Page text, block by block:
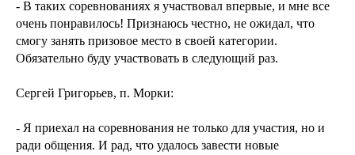
- В таких соревнованиях я участвовал впервые, и мне все
очень понравилось! Признаюсь честно, не ожидал, что
смогу занять призовое место в своей категории.
Обязательно буду участвовать в следующий раз.
Сергей Григорьев, п. Морки:
- Я приехал на соревнования не только для участия, но и
ради общения. И рад, что удалось завести новые